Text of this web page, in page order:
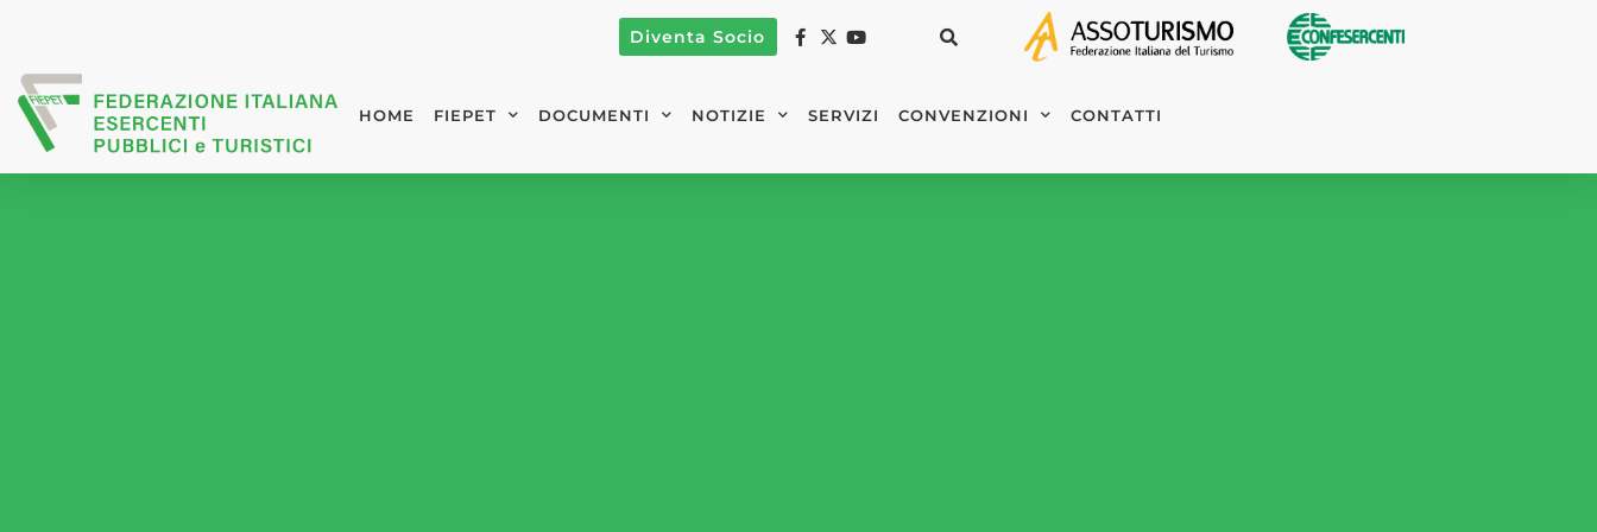
Diventa Socio
HOME FIEPET DOCUMENTI NOTIZIE SERVIZI CONVENZIONI CONTATTI